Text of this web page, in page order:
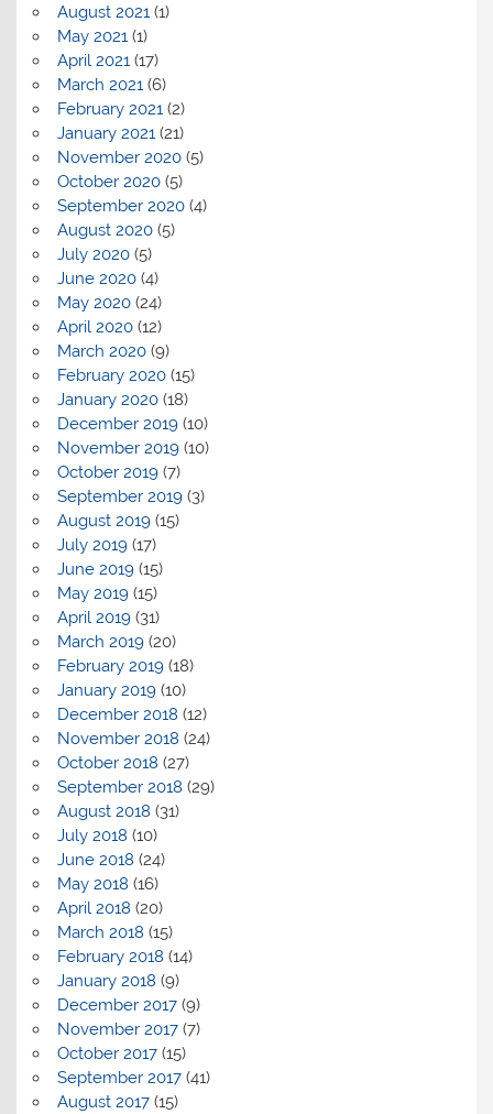
August 2021(1)
May 2021(1)
April 2021(17)
March 2021(6)
February 2021(2)
January 2021(21)
November 2020(5)
October 2020(5)
September 2020(4)
August 2020(5)
July 2020(5)
June 2020(4)
May 2020(24)
April 2020(12)
March 2020(9)
February 2020(15)
January 2020(18)
December 2019(10)
November 2019(10)
October 2019(7)
September 2019(3)
August 2019(15)
July 2019(17)
June 2019(15)
May 2019(15)
April 2019(31)
March 2019(20)
February 2019(18)
January 2019(10)
December 2018 (12)
November 2018 (24)
October 2018 (27)
September 2018 (29)
August 2018 (31)
July 2018 (10)
June 2018 (24)
May 2018 (16)
April 2018 (20)
March 2018 (15)
February 2018 (14)
January 2018 (9)
December 2017(9)
November 2017(7)
October 2017(15)
September 2017(41)
August 2017(15)